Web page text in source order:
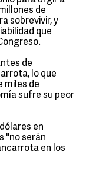
de
sobrevivir, y
que
de
lo que
miles de
sufre su peor
en
"no serán
en los